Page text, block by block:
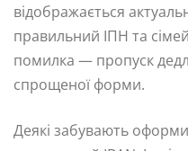
відображається
правильний ІПН та
помилка — пропуск
спрощеної форми.
Деякі забувають